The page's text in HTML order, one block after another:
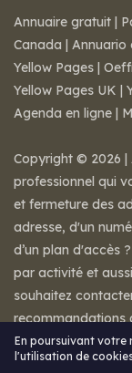
En poursuivant votre
l'utilisation de
Annuaire gratuit |
Canada | Annuario
Yellow Pages |
Yellow Pages UK |
Agenda en ligne |
Copyright © 2026 |
professionnel qui
et fermeture des
adresse, d'un
d’un plan d'accès
par activité et
souhaitez
recommandations
Mentions légales-